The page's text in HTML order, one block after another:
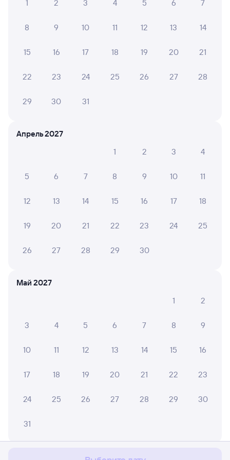
Мы используем cookies для более удобной работы
с сайтом.
1
2 3 4 5 6 7
8 9 10 11 12 13 14
15 16 17 18 19 20 21
22 23 24 25 26 27 28
29 30 31
Апрель 2027
1
2 3 4
5 6 7 8 9 10 11
12 13 14 15 16 17 18
19 20 21 22 23 24 25
26 27 28 29 30
Май 2027
1
2
3 4 5 6 7 8 9
10 11 12 13 14 15 16
17 18 19 20 21 22 23
24 25 26 27 28 29 30
31